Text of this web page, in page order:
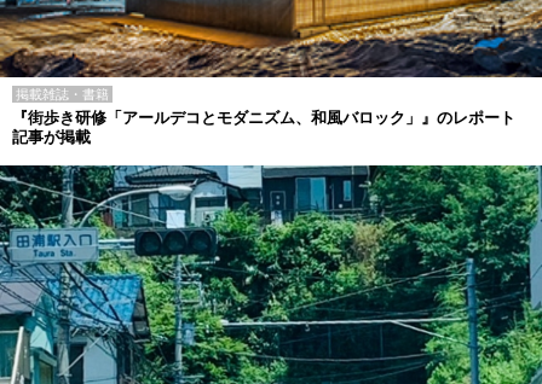
掲載雑誌・書籍
『街歩き研修「アールデコとモダニズム、和風バロック」』のレポート
記事が掲載